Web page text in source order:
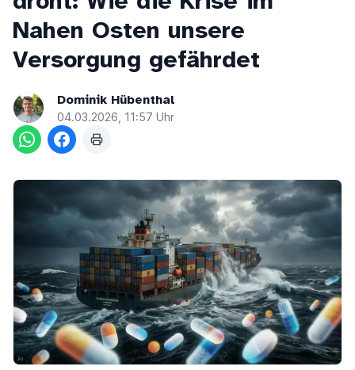
Nahen Osten unsere
Versorgung gefährdet
Dominik Hübenthal
04.03.2026, 11:57 Uhr